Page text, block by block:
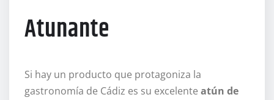
Atunante
Si hay un producto que protagoniza la
gastronomía de Cádiz es su excelente atún de